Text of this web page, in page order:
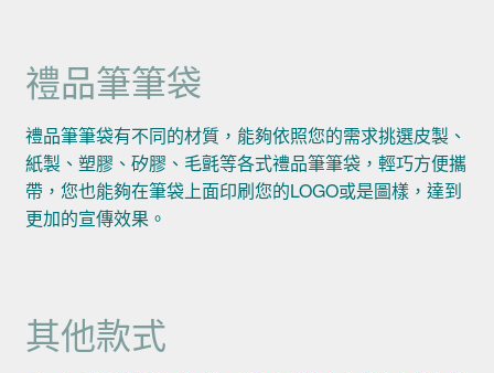
禮品筆筆袋
禮品筆筆袋有不同的材質，能夠依照您的需求挑選皮製、
紙製、塑膠、矽膠、毛氈等各式禮品筆筆袋，輕巧方便攜
帶，您也能夠在筆袋上面印刷您的LOGO或是圖樣，達到
更加的宣傳效果。
其他款式